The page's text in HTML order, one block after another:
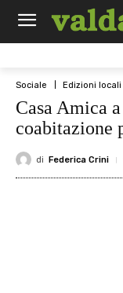
Sociale Edizioni locali
Casa Amica
coabitazione
di Federica Crini